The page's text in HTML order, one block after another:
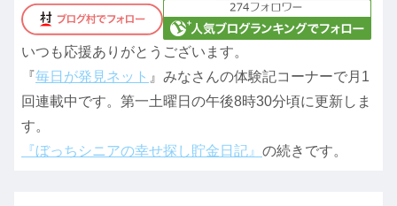
いつも応援ありがとうございます。
『毎日が発見ネット 』みなさんの体験記コーナーで月1
回連載中です。第一土曜日の午後8時30分頃に更新しま
す。
『ぼっちシニアの幸せ探し貯金日記』 の続きです。